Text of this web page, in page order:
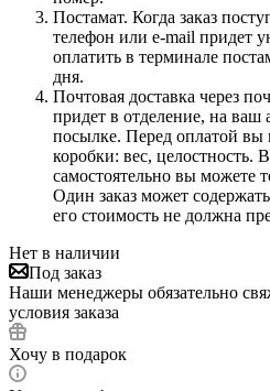
Постамат. Когда заказ
телефон или e-mail придет
оплатить в терминале
дня.
Почтовая доставка через
придет в отделение, на ваш
посылке. Перед оплатой вы
коробки: вес, целостность.
самостоятельно вы можете
Один заказ может
его стоимость не должна
Нет в наличии
Под заказ
Наши менеджеры обязательно
условия заказа
Хочу в подарок